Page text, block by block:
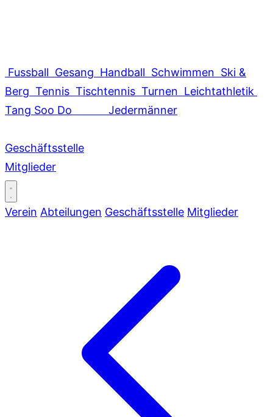
Fussball Gesang Handball Schwimmen Ski &
Berg Tennis Tischtennis Turnen Leichtathletik
Tang Soo Do
Jedermänner
Geschäftsstelle
Mitglieder
Verein Abteilungen Geschäftsstelle Mitglieder